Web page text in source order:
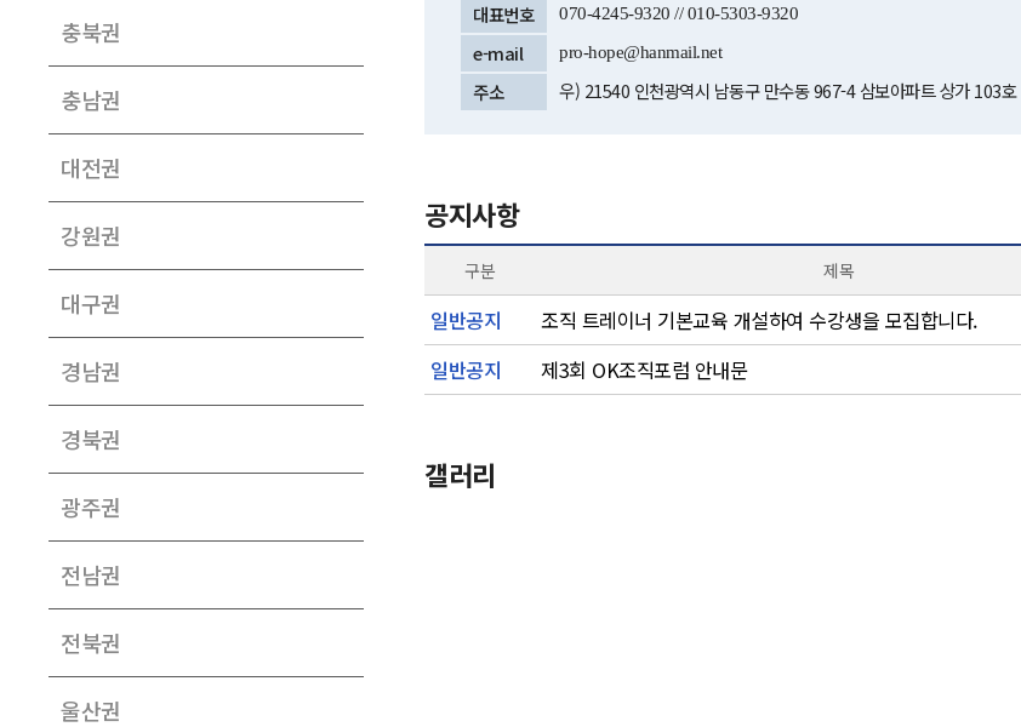
충북권
충남권
대전권
강원권
대구권
경남권
경북권
광주권
전남권
전북권
울산권
대표번호
070-4245-9320 // 010-5303-9320
e-mail
pro-hope@hanmail.net
주소 우) 21540 인천광역시 남동구 만수동 967-4 삼보아파트 상가 103호
공지사항
구분 제목
일반공지 조직 트레이너 기본교육 개설하여 수강생을 모집합니다.
일반공지 제3회 OK조직포럼 안내문
갤러리